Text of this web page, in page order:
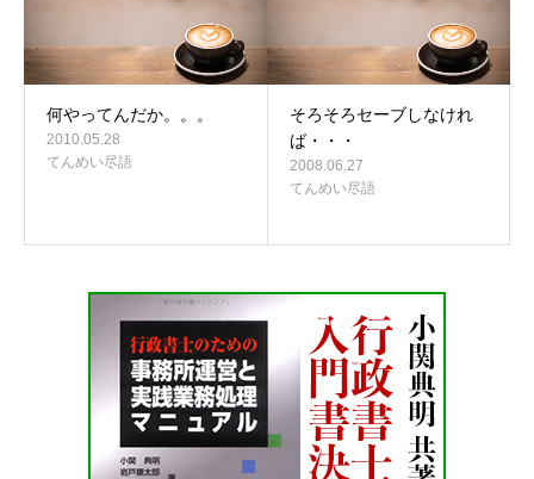
何やってんだか。。。
2010.05.28
てんめい尽語
そろそろセーブしなけれ
ば・・・
2008.06.27
てんめい尽語